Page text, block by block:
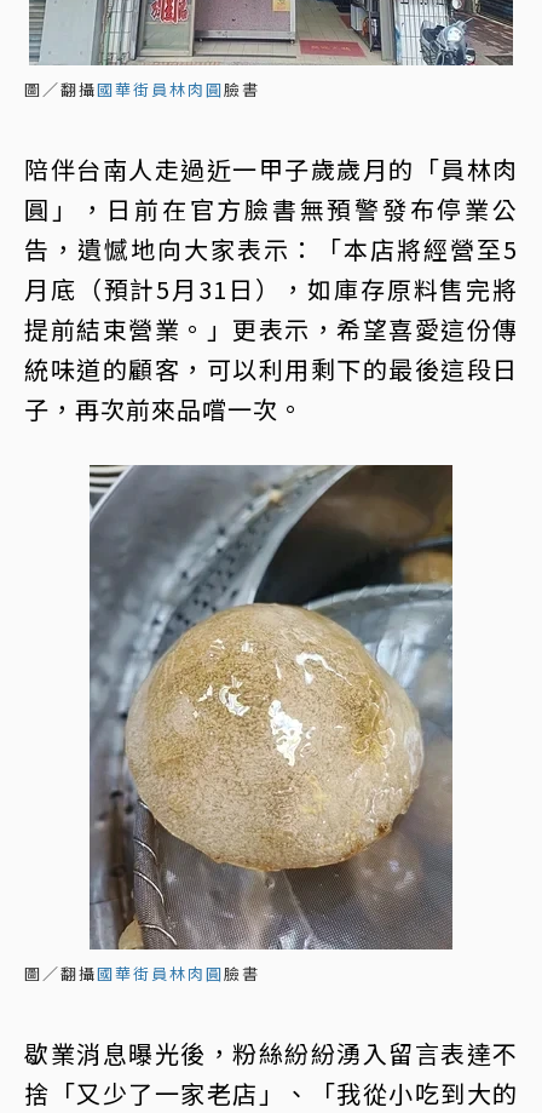
圖／翻攝國華街員林肉圓臉書
陪伴台南人走過近一甲子歲歲月的「員林肉
圓」，日前在官方臉書無預警發布停業公
告，遺憾地向大家表示：「本店將經營至5
月底（預計5月31日），如庫存原料售完將
提前結束營業。」更表示，希望喜愛這份傳
統味道的顧客，可以利用剩下的最後這段日
子，再次前來品嚐一次。
圖／翻攝國華街員林肉圓臉書
歇業消息曝光後，粉絲紛紛湧入留言表達不
捨「又少了一家老店」、「我從小吃到大的